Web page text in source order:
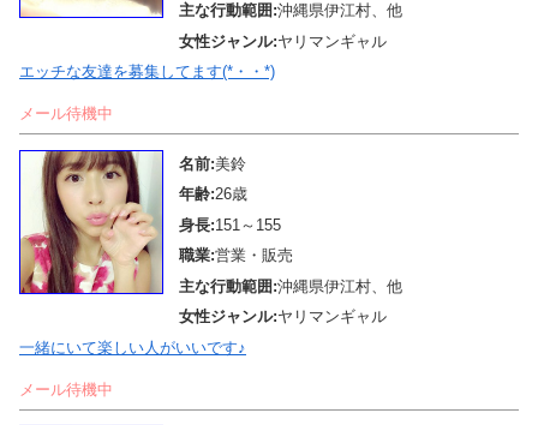
主な行動範囲:沖縄県伊江村、他
女性ジャンル:ヤリマンギャル
エッチな友達を募集してます(*・・*)
メール待機中
名前:美鈴
年齢:26歳
身長:151～155
職業:営業・販売
主な行動範囲:沖縄県伊江村、他
女性ジャンル:ヤリマンギャル
一緒にいて楽しい人がいいです♪
メール待機中